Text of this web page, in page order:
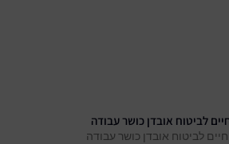
לביטוח אובדן כושר עבודה
לביטוח אובדן כושר עבודה